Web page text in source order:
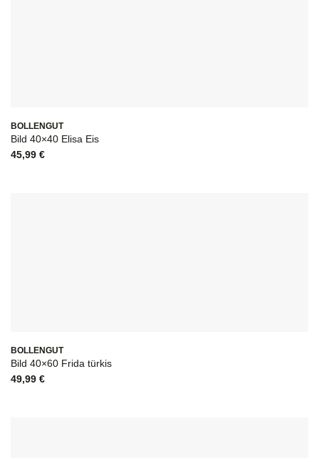
BOLLENGUT
Bild 40×40 Elisa Eis
45,99 €
BOLLENGUT
Bild 40×60 Frida türkis
49,99 €